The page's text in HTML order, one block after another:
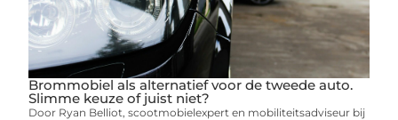
Brommobiel als alternatief voor de tweede auto.
Slimme keuze of juist niet?
Door Ryan Belliot, scootmobielexpert en mobiliteitsadviseur bij